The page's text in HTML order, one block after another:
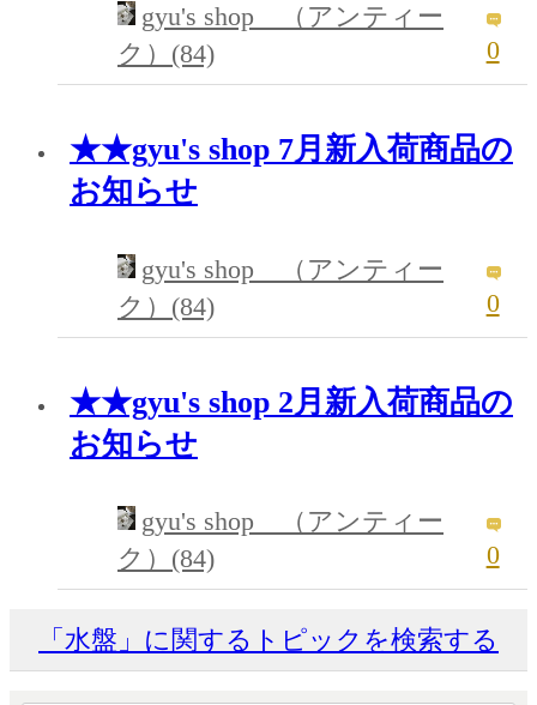
gyu's shop （アンティー
ク）(84)
0
★★gyu's shop 7月新入荷商品の
お知らせ
gyu's shop （アンティー
ク）(84)
0
★★gyu's shop 2月新入荷商品の
お知らせ
gyu's shop （アンティー
ク）(84)
0
「水盤」に関するトピックを検索する